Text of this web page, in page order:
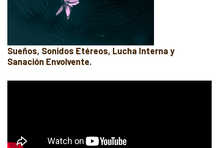
Sueños, Sonidos Etéreos, Lucha Interna y
Sanación Envolvente.